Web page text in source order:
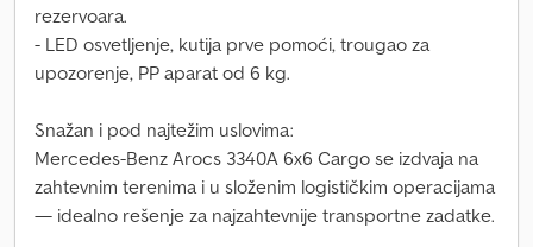
rezervoara.
- LED osvetljenje, kutija prve pomoći, trougao za
upozorenje, PP aparat od 6 kg.
Snažan i pod najtežim uslovima:
Mercedes-Benz Arocs 3340A 6x6 Cargo se izdvaja na
zahtevnim terenima i u složenim logističkim operacijama
— idealno rešenje za najzahtevnije transportne zadatke.